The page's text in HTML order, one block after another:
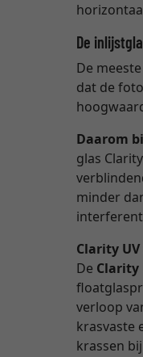
De
De
dat de
Daarom
glas
minder
Clarity
De Clarity
verloop
krasvaste
krassen